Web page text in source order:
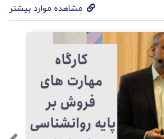
مشاهده موارد بیشتر